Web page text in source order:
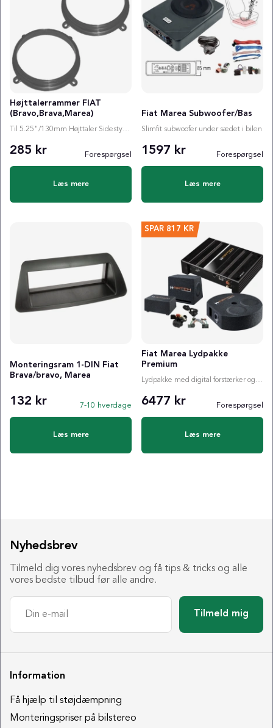
Højttalerrammer FIAT
(Bravo,Brava,Marea)
Til 5.25"/130mm Højttaler Sidestykke Bag
285 kr Forespørgsel
Læs mere
Fiat Marea Subwoofer/Bas
Slimfit subwoofer under sædet i bilen
1597 kr Forespørgsel
Læs mere
Monteringsram 1-DIN Fiat
Brava/bravo, Marea
132 kr 7-10 hverdage
Læs mere
SPAR 817 KR
Fiat Marea Lydpakke
Premium
Lydpakke med digital forstærker og valgfri subwoofer
6477 kr Forespørgsel
Læs mere
Nyhedsbrev
Tilmeld dig vores nyhedsbrev og få tips & tricks og alle
vores bedste tilbud før alle andre.
Tilmeld mig
Information
Få hjælp til støjdæmpning
Monteringspriser på bilstereo